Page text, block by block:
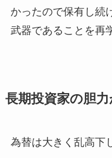
かったので保有し続
武器であることを再
長期投資家の胆
為替は大きく乱高下